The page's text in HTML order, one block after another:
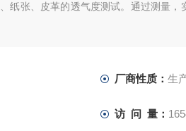
纸张、皮革的透气度测试。通过测量，
厂商性质： 生
访 问 量：